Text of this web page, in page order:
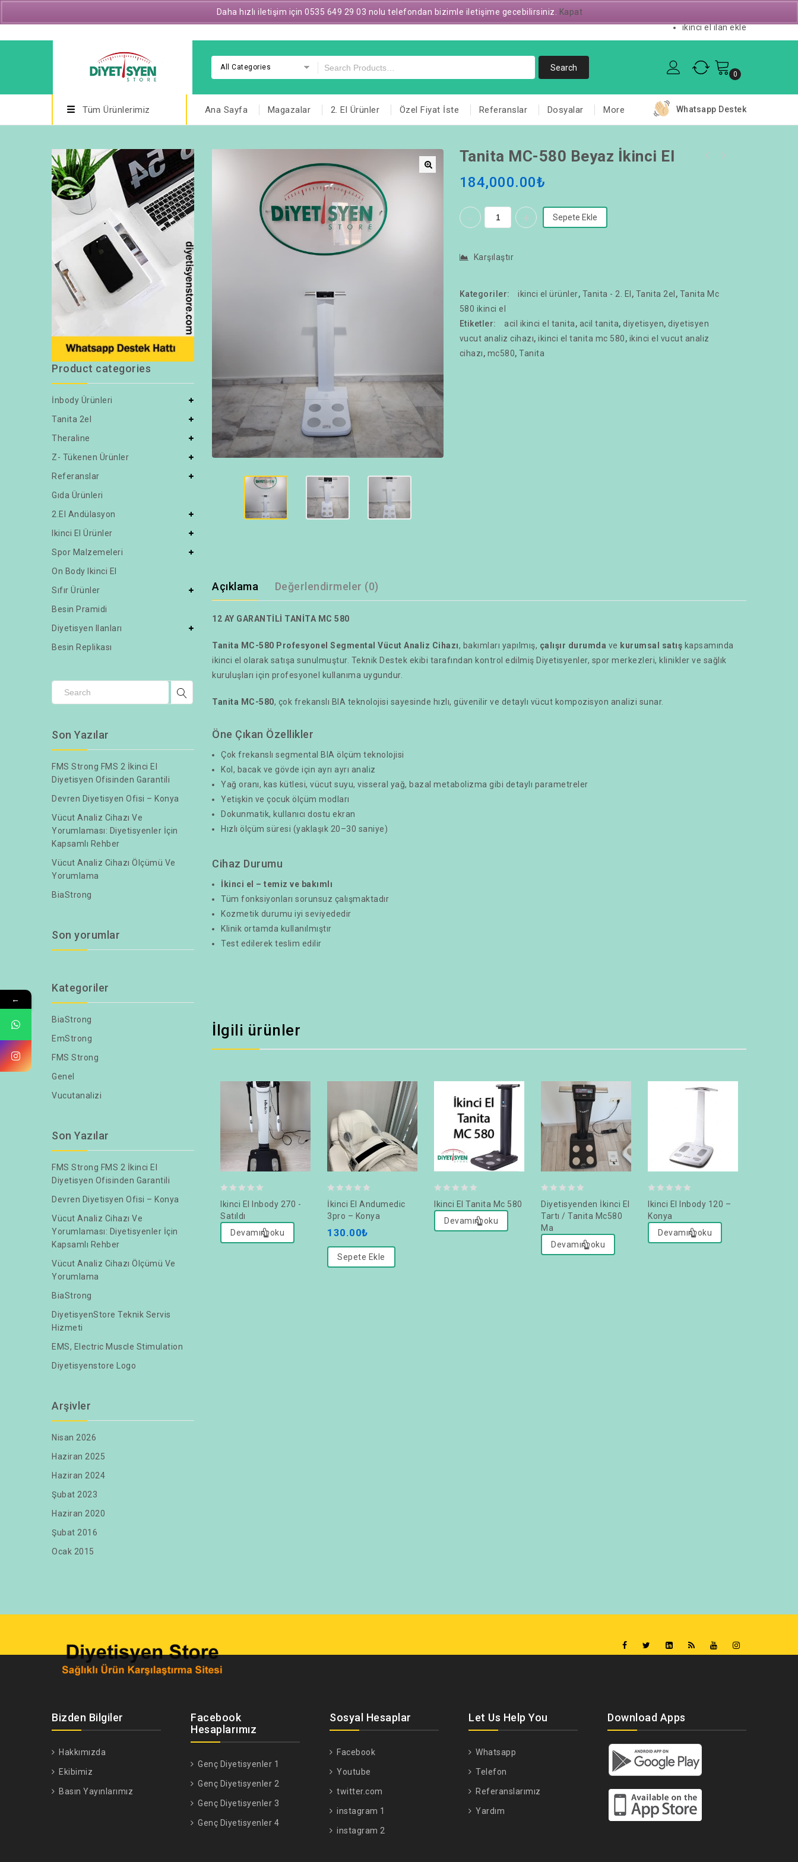
ikinci el ilan ekle
All Categories
0
Tüm Ürünlerimiz Ana Sayfa Magazalar 2. El Ürünler Özel Fiyat İste Referanslar Dosyalar More Whatsapp Destek
Tanita MC-580 Beyaz İkinci El
184,000.00₺
Sepete Ekle
Karşılaştır
Kategoriler: ikinci el ürünler, Tanita - 2. El , Tanita 2el , Tanita Mc
580 ikinci el
Etiketler:
acil ikinci el tanita, acil tanita, diyetisyen, diyetisyen
vucut analiz cihazı,ikinci el tanita mc 580, ikinci el vucut analiz
cihazı, mc580,Tanita
Açıklama Değerlendirmeler (0)
12 AY GARANTİLİ TANİTA MC 580
Tanita MC-580 Profesyonel Segmental Vücut Analiz Cihazı, bakımları yapılmış, çalışır durumda ve kurumsal satış kapsamında
ikinci el olarak satışa sunulmuştur. Teknik Destek ekibi tarafından kontrol edilmiş Diyetisyenler, spor merkezleri, klinikler ve sağlık
kuruluşları için profesyonel kullanıma uygundur.
Tanita MC-580, çok frekanslı BIA teknolojisi sayesinde hızlı, güvenilir ve detaylı vücut kompozisyon analizi sunar.
Öne Çıkan Özellikler
Çok frekanslı segmental BIA ölçüm teknolojisi
Kol, bacak ve gövde için ayrı ayrı analiz
Yağ oranı, kas kütlesi, vücut suyu, visseral yağ, bazal metabolizma gibi detaylı parametreler
Yetişkin ve çocuk ölçüm modları
Dokunmatik, kullanıcı dostu ekran
Hızlı ölçüm süresi (yaklaşık 20–30 saniye)
Cihaz Durumu
İkinci el – temiz ve bakımlı
Tüm fonksiyonları sorunsuz çalışmaktadır
Kozmetik durumu iyi seviyededir
Klinik ortamda kullanılmıştır
Test edilerek teslim edilir
İlgili ürünler
out
5
Ikinci El Inbody 270 -
Satıldı
Devamını oku
out
of
İkinci El Andumedic
3pro – Konya
130.00₺
Sepete Ekle
out
of
Ikinci El Tanita Mc 580
Devamını oku
out
of
Diyetisyenden İkinci El
Tartı / Tanita Mc580
Ma
Devamını oku
out
5
Ikinci El Inbody 120 –
Konya
Devamını oku
Product categories
İnbody Ürünleri
Tanita 2el
Theraline
Z- Tükenen Ürünler
Referanslar
Gıda Ürünleri
2.el Andülasyon
Ikinci El Ürünler
Spor Malzemeleri
On Body Ikinci El
Sıfır Ürünler
Besin Pramidi
Diyetisyen Ilanları
Besin Replikası
Son Yazılar
FMS Strong FMS 2 İkinci El
Diyetisyen Ofisinden Garantili
Devren Diyetisyen Ofisi – Konya
Vücut Analiz Cihazı Ve
Yorumlaması: Diyetisyenler İçin
Kapsamlı Rehber
Vücut Analiz Cihazı Ölçümü Ve
Yorumlama
BiaStrong
Son yorumlar
Kategoriler
BiaStrong
EmStrong
FMS Strong
Genel
Vucutanalizi
Son Yazılar
FMS Strong FMS 2 İkinci El
Diyetisyen Ofisinden Garantili
Devren Diyetisyen Ofisi – Konya
Vücut Analiz Cihazı Ve
Yorumlaması: Diyetisyenler İçin
Kapsamlı Rehber
Vücut Analiz Cihazı Ölçümü Ve
Yorumlama
BiaStrong
DiyetisyenStore Teknik Servis
Hizmeti
EMS, Electric Muscle Stimulation
Diyetisyenstore Logo
Arşivler
Nisan 2026
Haziran 2025
Haziran 2024
Şubat 2023
Haziran 2020
Şubat 2016
Ocak 2015
Bizden Bilgiler
Hakkımızda
Ekibimiz
Basın Yayınlarımız
Facebook
Hesaplarımız
Genç Diyetisyenler 1
Genç Diyetisyenler 2
Genç Diyetisyenler 3
Genç Diyetisyenler 4
Sosyal Hesaplar
Facebook
Youtube
twitter.com
instagram 1
instagram 2
Let Us Help You
Whatsapp
Telefon
Referanslarımız
Yardım
Download Apps
Daha hızlı iletişim için 0535 649 29 03 nolu telefondan bizimle iletişime gecebilirsiniz. Kapat
←